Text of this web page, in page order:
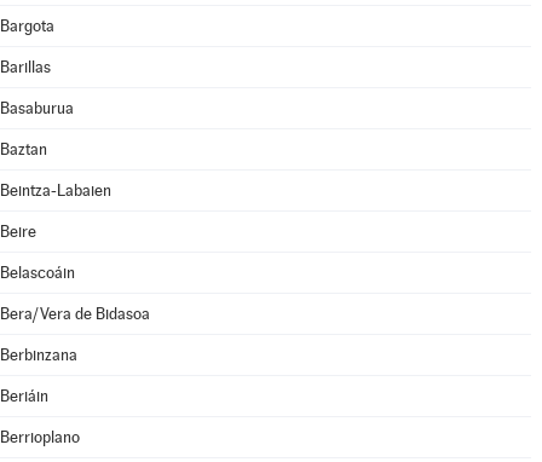
Bargota
Barillas
Basaburua
Baztan
Beintza-Labaien
Beire
Belascoáin
Bera/Vera de Bidasoa
Berbinzana
Beriáin
Berrioplano